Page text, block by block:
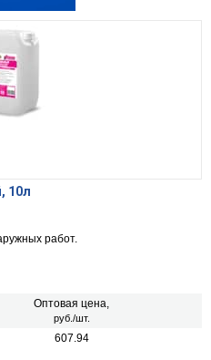
10л
работ.
Оптовая цена,
руб./шт.
607.94